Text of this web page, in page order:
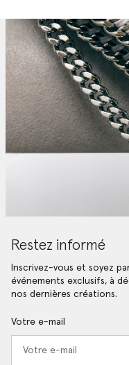
Restez informé
Inscrivez-vous et soyez
événements exclusifs, à
nos dernières créations.
Votre e-mail